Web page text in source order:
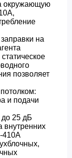
окружающую
на
позволяет
и подачи
25 дБ
внутренних
410A